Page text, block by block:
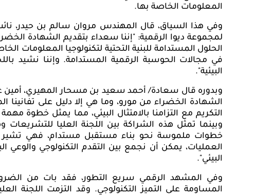
المعلومات الخاصة بها.
وفي هذا السياق، قال المهندس مروان سالم بن حيدر،
لمجموعة ديوا الرقمية: "إننا سعداء بتقديم الشهادة
الحلول المستدامة للبنية التحتية لتكنولوجيا المعلومات
في مجالات الحوسبة الرقمية المستدامة. وإننا نشيد
البيئية".
وبدوره قال سعادة/ أحمد سعيد بن مسحار المهيري، أمين
الشهادة الخضراء من مورو، وما هي إلا دليل على
التكريم مع التزامنا بالامتثال البيئي، مما يمثل خطوة
وبينما تمثل هذه الشراكة بين اللجنة العليا
خطوات ملموسة نحو بناء مستقبل مستدام، فهي تشير
العمليات، يمكن أن نجمع بين التقدم التكنولوجي والوعي
البيئي".
وفي المشهد الرقمي سريع التطور، فقد بات من
المساومة على التميز التكنولوجي. وقد التزمت اللجنة